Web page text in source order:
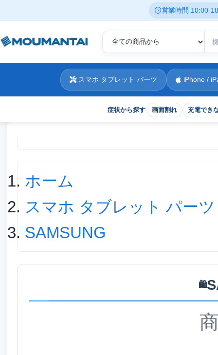
営業時間 10:00-
症状から探す 画面割れ 充電でき
スマホ タブレット パーツ iPhone /
現在位置
ホーム
スマホ タブレット パーツ
SAMSUNG
🛍️